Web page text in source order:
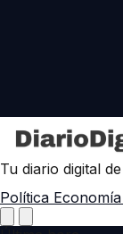
Tu diario digital
Política Economía